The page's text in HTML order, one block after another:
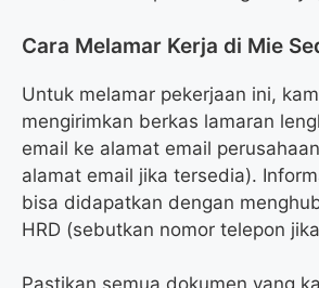
Cara Melamar Kerja di Mie
Untuk melamar pekerjaan ini,
mengirimkan berkas lamaran
email ke alamat email
alamat email jika tersedia).
bisa didapatkan dengan
HRD (sebutkan nomor telepon